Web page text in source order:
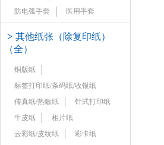
防电弧手套
医用手套
> 其他纸张（除复印纸）
（全）
铜版纸
标签打印纸/条码纸/收银纸
传真纸/热敏纸
针式打印纸
牛皮纸
相片纸
云彩纸/皮纹纸
彩卡纸